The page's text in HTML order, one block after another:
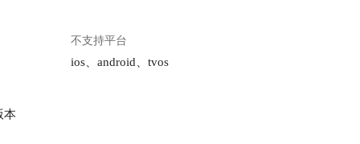
不支持平台
ios、android、tvos
本